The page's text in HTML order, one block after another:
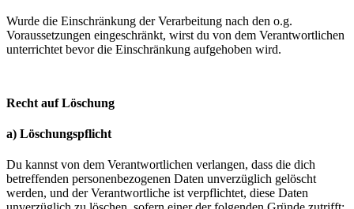
Wurde die Einschränkung der Verarbeitung nach den o.g.
Voraussetzungen eingeschränkt, wirst du von dem Verantwortlichen
unterrichtet bevor die Einschränkung aufgehoben wird.
Recht auf Löschung
a) Löschungspflicht
Du kannst von dem Verantwortlichen verlangen, dass die dich
betreffenden personenbezogenen Daten unverzüglich gelöscht
werden, und der Verantwortliche ist verpflichtet, diese Daten